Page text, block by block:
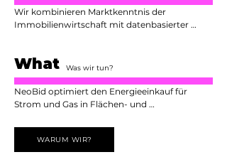
NeoBid wurde gegründet, um diesen Prozess
zu vereinfachen, Transparenz zu schaffen und
Wir kombinieren Marktkenntnis der
Immobilienwirtschaft mit datenbasierter
Ausschreibungen, breite Marktansprache und
transparente Vergabeempfehlungen entlasten
wir unsere Kunden vollständig – kostenfrei
und unabhängig.
What Was wir tun?
NeoBid optimiert den Energieeinkauf für
Strom und Gas in Flächen- und
Verbräuche, entwickeln passende
Beschaffungsstrategien, führen
WARUM WIR?